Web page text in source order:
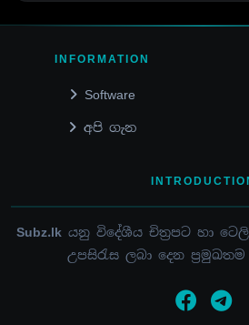
INFORMATION
Software
අපි ගැන
Subz.lk යනු විදේශීය චිත්‍රපට හා
උපසිරැස ලබා දෙන